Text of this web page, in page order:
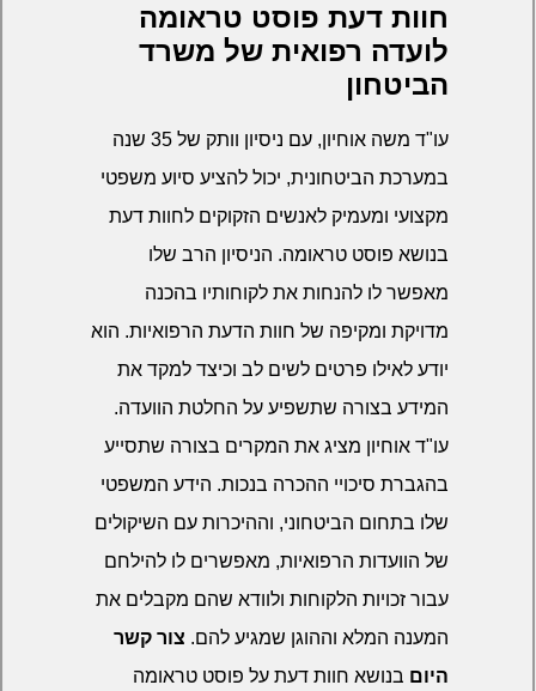
חוות דעת פוסט טראומה
לועדה רפואית של משרד
הביטחון
עו"ד משה אוחיון, עם ניסיון וותק של 35 שנה
במערכת הביטחונית, יכול להציע סיוע משפטי
מקצועי ומעמיק לאנשים הזקוקים לחוות דעת
בנושא פוסט טראומה. הניסיון הרב שלו
מאפשר לו להנחות את לקוחותיו בהכנה
מדויקת ומקיפה של חוות הדעת הרפואיות. הוא
יודע לאילו פרטים לשים לב וכיצד למקד את
המידע בצורה שתשפיע על החלטת הוועדה.
עו"ד אוחיון מציג את המקרים בצורה שתסייע
בהגברת סיכויי ההכרה בנכות. הידע המשפטי
שלו בתחום הביטחוני, וההיכרות עם השיקולים
של הוועדות הרפואיות, מאפשרים לו להילחם
עבור זכויות הלקוחות ולוודא שהם מקבלים את
המענה המלא וההוגן שמגיע להם. צור קשר
היום בנושא חוות דעת על פוסט טראומה